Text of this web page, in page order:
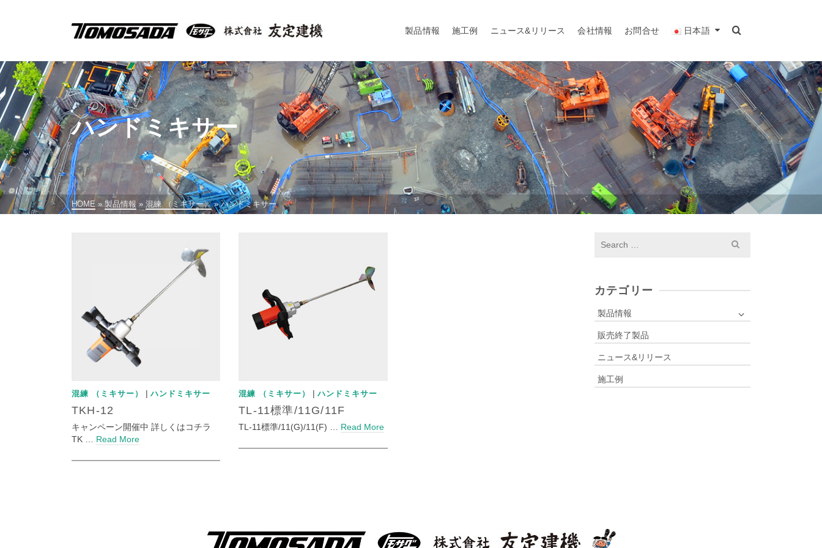
製品情報 施工例 ニュース&リリース 会社情報 お問合せ 日本語
ハンドミキサー
HOME » 製品情報 » 混練 （ミキサー） » ハンドミキサー
混練 （ミキサー） | ハンドミキサー
TKH-12
キャンペーン開催中 詳しくはコチラ
TK … Read More
混練 （ミキサー） |ハンドミキサー
TL-11標準/11G/11F
TL-11標準/11(G)/11(F) … Read More
c
o
カテゴリー
製品情報
販売終了製品
ニュース&リリース
施工例